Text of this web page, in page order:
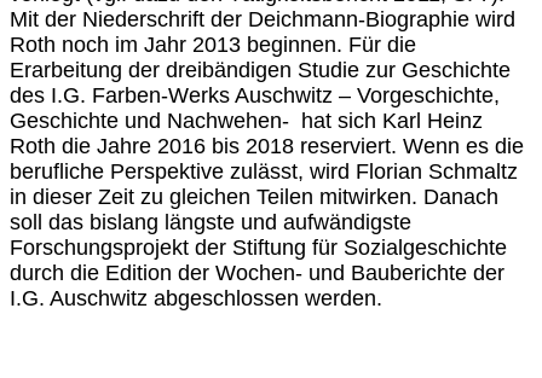
Mit der Niederschrift der Deichmann-Biographie wird
Roth noch im Jahr 2013 beginnen. Für die
Erarbeitung der dreibändigen Studie zur Geschichte
des I.G. Farben-Werks Auschwitz – Vorgeschichte,
Geschichte und Nachwehen- hat sich Karl Heinz
Roth die Jahre 2016 bis 2018 reserviert. Wenn es die
berufliche Perspektive zulässt, wird Florian Schmaltz
in dieser Zeit zu gleichen Teilen mitwirken. Danach
soll das bislang längste und aufwändigste
Forschungsprojekt der Stiftung für Sozialgeschichte
durch die Edition der Wochen- und Bauberichte der
I.G. Auschwitz abgeschlossen werden.